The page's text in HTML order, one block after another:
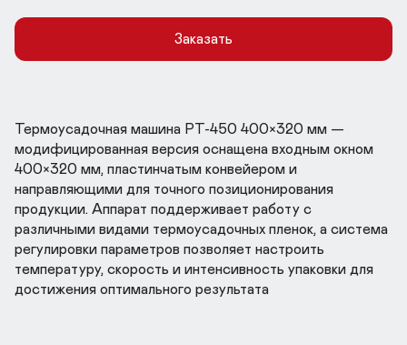
Заказать
Термоусадочная машина РТ-450 400×320 мм —
модифицированная версия оснащена входным окном
400×320 мм, пластинчатым конвейером и
направляющими для точного позиционирования
продукции. Аппарат поддерживает работу с
различными видами термоусадочных пленок, а система
регулировки параметров позволяет настроить
температуру, скорость и интенсивность упаковки для
достижения оптимального результата